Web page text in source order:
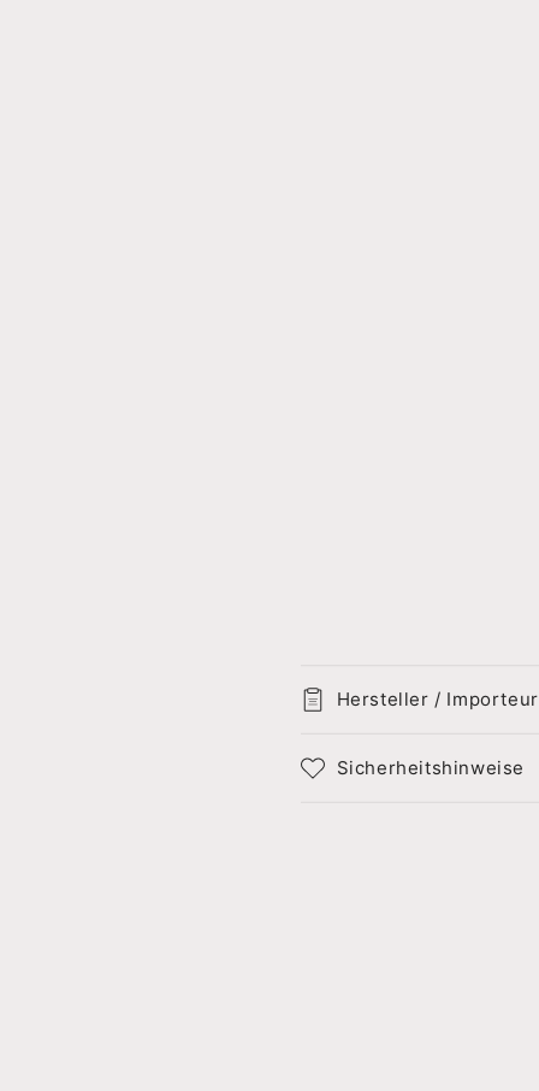
Hersteller / Importeur
Sicherheitshinweise